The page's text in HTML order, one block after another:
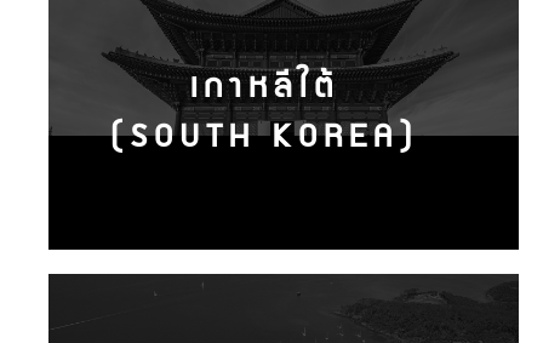
เกาหลีใต้
(SOUTH KOREA)